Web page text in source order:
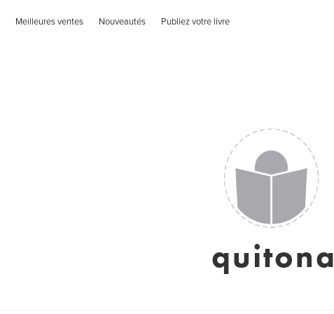
Meilleures ventes Nouveautés Publiez votre livre
quitona